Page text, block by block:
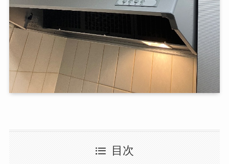
目次